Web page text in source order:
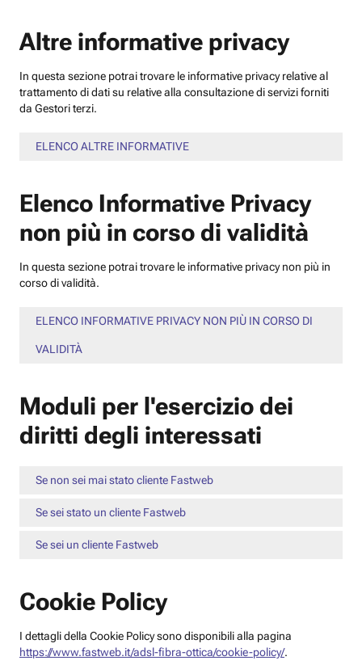
Altre informative privacy
In questa sezione potrai trovare le informative privacy relative al
trattamento di dati su relative alla consultazione di servizi forniti
da Gestori terzi.
ELENCO ALTRE INFORMATIVE
Elenco Informative Privacy
non più in corso di validità
In questa sezione potrai trovare le informative privacy non più in
corso di validità.
ELENCO INFORMATIVE PRIVACY NON PIÙ IN CORSO DI
VALIDITÀ
Moduli per l'esercizio dei
diritti degli interessati
Se non sei mai stato cliente Fastweb
Se sei stato un cliente Fastweb
Se sei un cliente Fastweb
Cookie Policy
I dettagli della Cookie Policy sono disponibili alla pagina
https://www.fastweb.it/adsl-fibra-ottica/cookie-policy/.